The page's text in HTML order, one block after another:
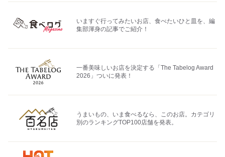
いますぐ行ってみたいお店、食べたいひと皿を、編
集部渾身の記事でご紹介！
一番美味しいお店を決定する「The Tabelog Award
2026」ついに発表！
うまいもの、いま食べるなら、このお店。カテゴリ
別のランキングTOP100店舗を発表。